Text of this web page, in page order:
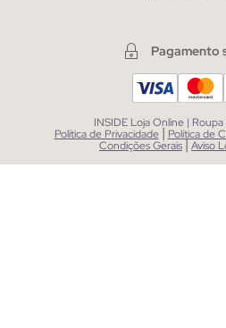
Pagamento
INSIDE Loja Online |
Política de Privacidade | Política de
Condições Gerais|Aviso